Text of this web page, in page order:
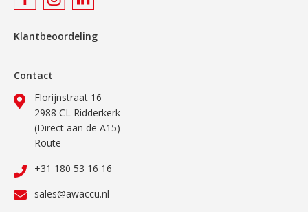
Klantbeoordeling
Contact
Florijnstraat 16
2988 CL Ridderkerk
(Direct aan de A15)
Route
+31 180 53 16 16
sales@awaccu.nl